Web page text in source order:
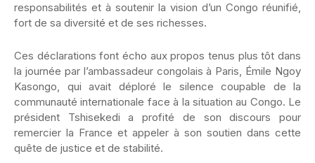
responsabilités et à soutenir la vision d’un Congo réunifié,
fort de sa diversité et de ses richesses.
Ces déclarations font écho aux propos tenus plus tôt dans
la journée par l’ambassadeur congolais à Paris, Émile Ngoy
Kasongo, qui avait déploré le silence coupable de la
communauté internationale face à la situation au Congo. Le
président Tshisekedi a profité de son discours pour
remercier la France et appeler à son soutien dans cette
quête de justice et de stabilité.